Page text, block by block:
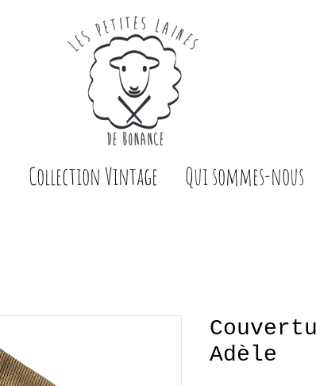
Collection Vintage Qui sommes-nous
Adèle